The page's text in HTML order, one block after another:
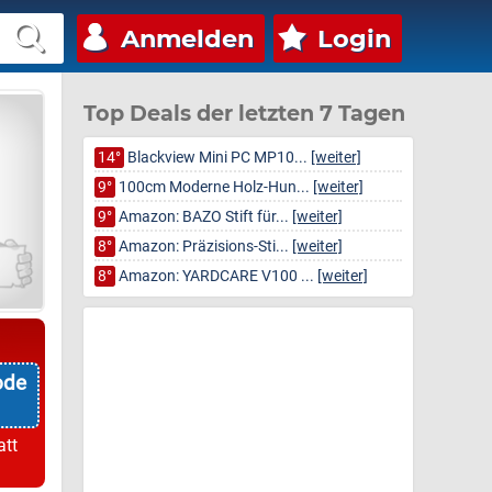
Anmelden Login
Top Deals der letzten 7 Tagen
14° Blackview Mini PC MP10... [weiter]
9° 100cm Moderne Holz-Hun... [weiter]
9° Amazon: BAZO Stift für... [weiter]
8° Amazon: Präzisions-Sti... [weiter]
8° Amazon: YARDCARE V100 ... [weiter]